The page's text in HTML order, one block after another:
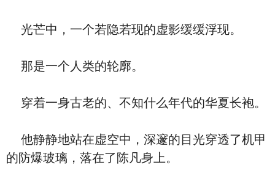
光芒中，一个若隐若现的虚影缓缓浮现。
那是一个人类的轮廓。
穿着一身古老的、不知什么年代的华夏长袍。
他静静地站在虚空中，深邃的目光穿透了机甲
的防爆玻璃，落在了陈凡身上。